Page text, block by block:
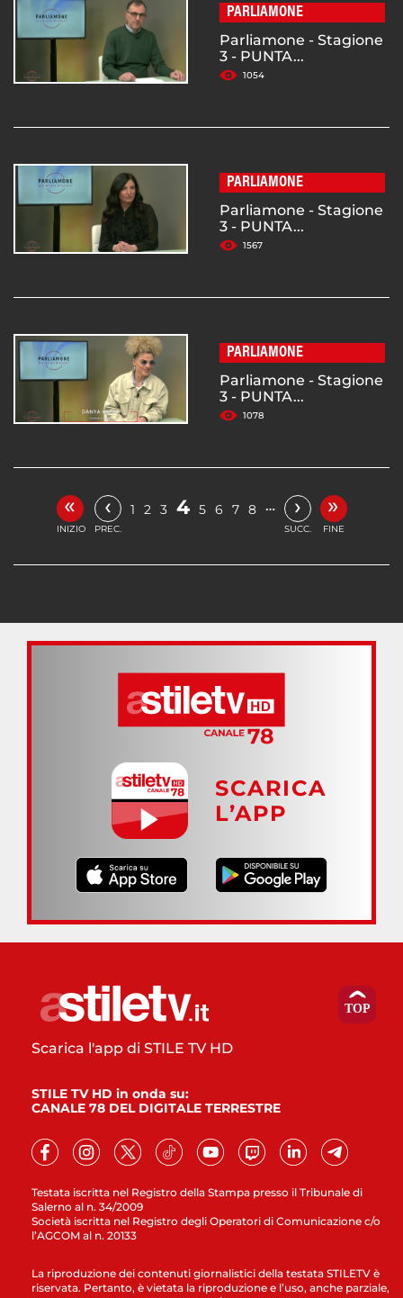
PARLIAMONE
Parliamone - Stagione
3 - PUNTA...
1054
PARLIAMONE
Parliamone - Stagione
3 - PUNTA...
1567
PARLIAMONE
Parliamone - Stagione
3 - PUNTA...
1078
«
INIZIO
‹
PREC.
1 2 3 4 5 6 7 8 … ›
SUCC.
»
FINE
SCARICA
L’APP
Testata iscritta nel Registro della Stampa presso il Tribunale di
Salerno al n. 34/2009
Società iscritta nel Registro degli Operatori di Comunicazione c/o
l’AGCOM al n. 20133
Scarica l'app di STILE TV HD
STILE TV HD in onda su:
CANALE 78 DEL DIGITALE TERRESTRE
La riproduzione dei contenuti giornalistici della testata STILETV è
riservata. Pertanto, è vietata la riproduzione e l’uso, anche parziale,